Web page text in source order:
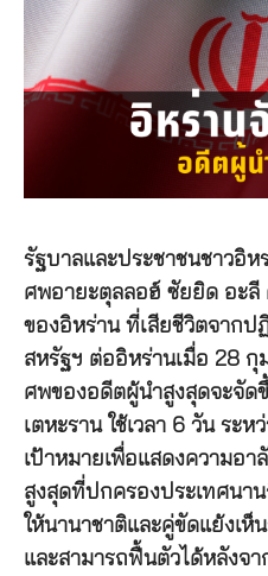
รัฐบาลและประชาชนชาวอิห
ศพอายะตุลลอฮ์ ซัยยิด อะลี
ของอิหร่าน ที่เสียชีวิตจากป
สหรัฐฯ ต่ออิหร่านเมื่อ 28
ศพของอดีตผู้นำสูงสุดจะจัด
เตหะราน ใช้เวลา 6 วัน ระ
เป้าหมายเพื่อแสดงความอ
สูงสุดที่ปกครองประเทศน
ให้นานาชาติและคู่ขัดแย้งเ
และสามารถฟื้นตัวได้หลังจ